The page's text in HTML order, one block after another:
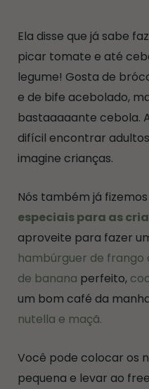
Ela disse que já sabe
picar tomate e até
legume! Gosta de
e de bife acebolado,
bastaaaaante cebola.
difícil encontrar
imagine crianças.
Nós também já
especiais para as
aproveite para fazer
hambúrguer de frango
de banana perfeito,
um bom café da
nutella e maçã.
Você pode colocar os
pequena e levar ao